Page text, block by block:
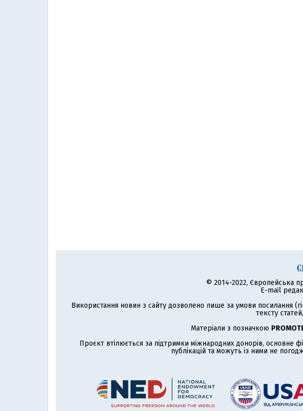
© 2014-2022, Європейська
E-mail
Використання новин з сайту дозволено лише за умови посилання
тексту
Матеріали з позначкою
Проєкт втілюється за підтримки міжнародних донорів, основне
публікацій та можуть із ними не